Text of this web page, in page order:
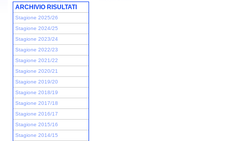
ARCHIVIO RISULTATI
Stagione 2025/26
Stagione 2024/25
Stagione 2023/24
Stagione 2022/23
Stagione 2021/22
Stagione 2020/21
Stagione 2019/20
Stagione 2018/19
Stagione 2017/18
Stagione 2016/17
Stagione 2015/16
Stagione 2014/15